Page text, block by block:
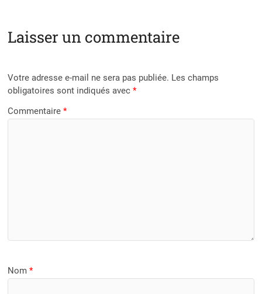
Laisser un commentaire
Votre adresse e-mail ne sera pas publiée. Les champs
obligatoires sont indiqués avec*
Commentaire*
Nom*